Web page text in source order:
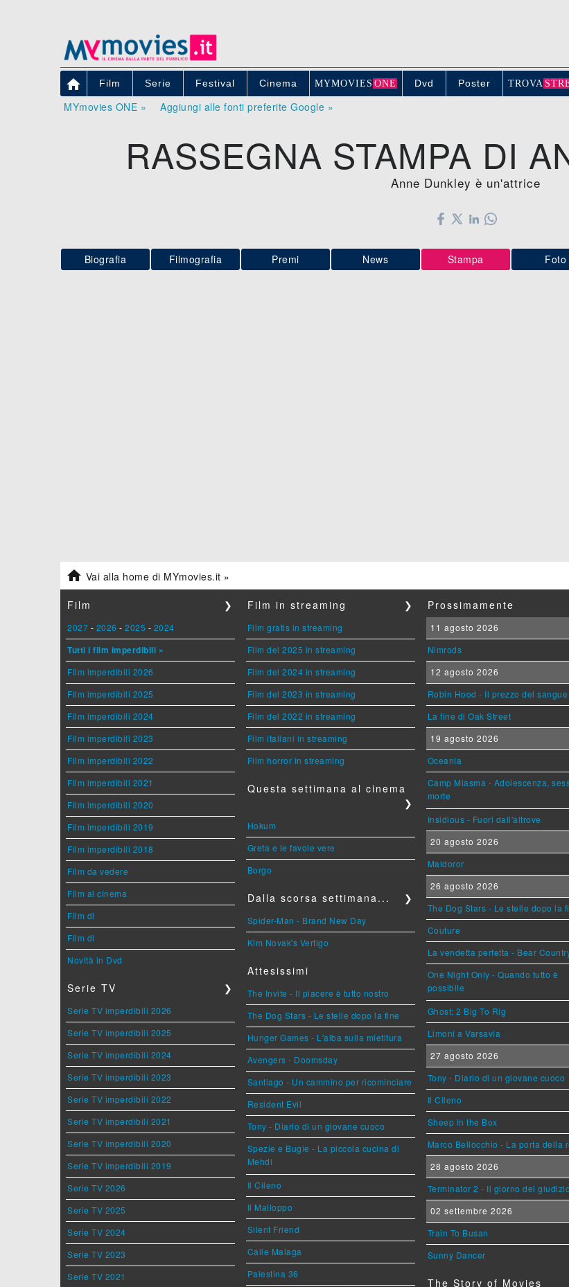
 Film Serie Festival Cinema MYMOVIE S ONE Dvd Poster TROVA
MYmovies ONE » Aggiungi alle fonti preferite Google »
RASSEGNA STAMPA DI
Anne Dunkley è un'attrice
Biografia Filmografia Premi News Stampa Foto
 Vai alla home di MYmovies.it »
Film ❯
2027 - 2026 - 2025 - 2024
Tutti i film imperdibili »
Film imperdibili 2026
Film imperdibili 2025
Film imperdibili 2024
Film imperdibili 2023
Film imperdibili 2022
Film imperdibili 2021
Film imperdibili 2020
Film imperdibili 2019
Film imperdibili 2018
Film da vedere
Film al cinema
Film di
Film di
Novità in Dvd
Serie TV ❯
Serie TV imperdibili 2026
Serie TV imperdibili 2025
Serie TV imperdibili 2024
Serie TV imperdibili 2023
Serie TV imperdibili 2022
Serie TV imperdibili 2021
Serie TV imperdibili 2020
Serie TV imperdibili 2019
Serie TV 2026
Serie TV 2025
Serie TV 2024
Serie TV 2023
Serie TV 2021
Film in streaming ❯
Film gratis in streaming
Film del 2025 in streaming
Film del 2024 in streaming
Film del 2023 in streaming
Film del 2022 in streaming
Film italiani in streaming
Film horror in streaming
Questa settimana al cinema
❯
Hokum
Greta e le favole vere
Borgo
Dalla scorsa settimana... ❯
Spider-Man - Brand New Day
Kim Novak's Vertigo
Attesissimi
The Invite - Il piacere è tutto nostro
The Dog Stars - Le stelle dopo la fine
Hunger Games - L'alba sulla mietitura
Avengers - Doomsday
Santiago - Un cammino per ricominciare
Resident Evil
Tony - Diario di un giovane cuoco
Spezie e Bugie - La piccola cucina di
Mehdi
Il Cileno
Il Malloppo
Silent Friend
Calle Malaga
Palestina 36
Prossimamente
11 agosto 2026
Nimrods
12 agosto 2026
Robin Hood - Il prezzo del sangue
La fine di Oak Street
19 agosto 2026
Oceania
Camp Miasma - Adolescenza,
morte
Insidious - Fuori dall'altrove
20 agosto 2026
Maldoror
26 agosto 2026
The Dog Stars - Le stelle dopo la
Couture
La vendetta perfetta - Bear
One Night Only - Quando tutto è
possibile
Ghost: 2 Big To Rig
Limoni a Varsavia
27 agosto 2026
Tony - Diario di un giovane cuoco
Il Cileno
Sheep in the Box
Marco Bellocchio - La porta della
28 agosto 2026
Terminator 2 - Il giorno del giudizio
02 settembre 2026
Train To Busan
Sunny Dancer
The Story of Movies